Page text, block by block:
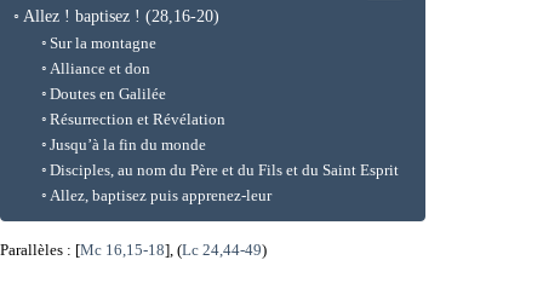
Allez ! baptisez ! (28,16-20)
Sur la montagne
Alliance et don
Doutes en Galilée
Résurrection et Révélation
Jusqu’à la fin du monde
Disciples, au nom du Père et du Fils et du Saint Esprit
Allez, baptisez puis apprenez-leur
Parallèles : [Mc 16,15-18], (Lc 24,44-49)